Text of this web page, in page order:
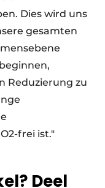
Dies wird uns
gesamten
Reduzierung zu
frei ist."
Deel